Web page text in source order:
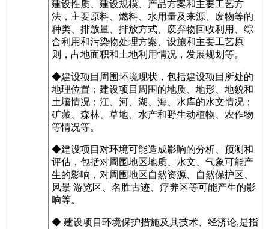
建设性质、建设规模、产品方案和主要工艺方
法，主要原料、燃料、水用量及来源、废物等的
种类、排放量、排放方式、废弃物回收利用、综
合利用和污染物处理方案、设施和主要工艺原
则，占地面积和土地利用情况，发展规划等。
◆建设项目周围环境现状，包括建设项目所处的
地理位置；建设项目周围的地质、地形、地貌和
土壤情况；江、河、湖、海、水库的水文情况；
矿藏、森林、草地、水产和野生动植物、农作物
等情况等。
◆建设项目对环境可能造成影响的分析、预测和
评估，包括对周围地区地质、水文、气象可能产
生的影响，对周围地区自然资源、自然保护区、
风景 游览区、名胜古迹、疗养区等可能产生的影
响等。
◆ 建设项目环境保护措施及其技术、经济论,是指